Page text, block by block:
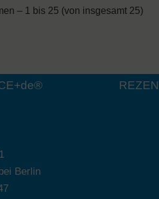
– 1 bis 25 (von insgesamt 25)
Berlin